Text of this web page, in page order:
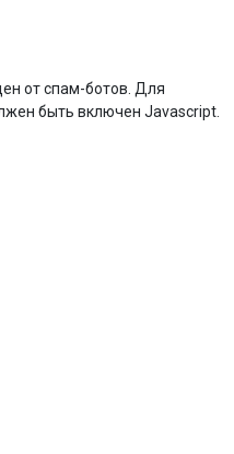
от спам-ботов. Для
быть включен Javascript.